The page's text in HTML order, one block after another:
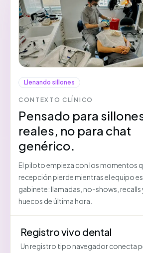
Llenando sillones
CONTEXTO CLÍNICO
Pensado para
reales, no para chat
genérico.
El piloto empieza con los momentos
recepción pierde mientras el equipo
gabinete: llamadas, no-shows, recalls
huecos de última hora.
Registro vivo dental
Un registro tipo navegador conecta